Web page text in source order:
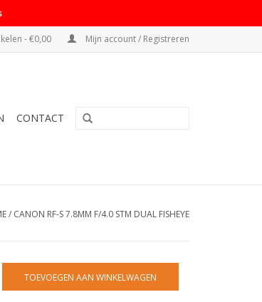
- €0,00 Mijn account / Registreren
CONTACT
/ CANON RF-S 7.8MM F/4.0 STM DUAL FISHEYE
TOEVOEGEN AAN WINKELWAGEN